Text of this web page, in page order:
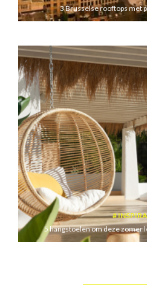
3 Brusselse rooftops met
5 hangstoelen om deze zomer